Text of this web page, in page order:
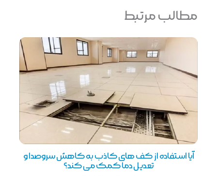
مطالب مرتبط
آیا استفاده از کف های کاذب به کاهش سروصدا و
تعدیل دما کمک می کند؟